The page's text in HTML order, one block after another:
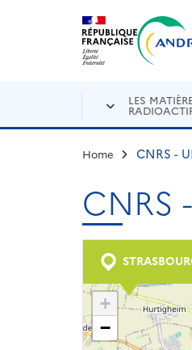
Aller au contenu principal
LES
Home CNRS -
CNRS
+
−